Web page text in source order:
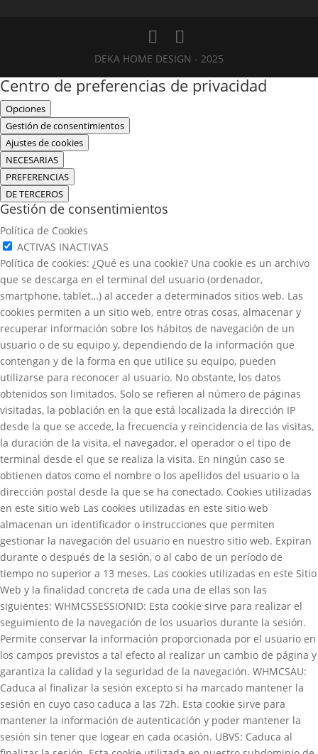
DEKA HOME DESIGN - 2025
Centro de preferencias de privacidad
Opciones
Gestión de consentimientos
Ajustes de cookies
NECESARIAS
PREFERENCIAS
DE TERCEROS
Gestión de consentimientos
Política de Cookies
ACTIVAS INACTIVAS
Política de cookies: ¿Qué es una cookie? Una cookie es un archivo
que se descarga en el terminal del usuario (ordenador,
smartphone, tablet…) al acceder a determinados sitios web. Las
cookies permiten a un sitio web, entre otras cosas, almacenar y
recuperar información sobre los hábitos de navegación de un
usuario o de su equipo y, dependiendo de la información que
contengan y de la forma en que utilice su equipo, pueden
utilizarse para reconocer al usuario. No obstante, los datos
obtenidos son limitados. Solo se refieren al número de páginas
visitadas, la población en la que está localizada la dirección IP
desde la que se accede, la frecuencia y reincidencia de las visitas,
la duración de la visita, el navegador, el operador o el tipo de
terminal desde el que se realiza la visita. En ningún caso se
obtienen datos como el nombre o los apellidos del usuario o la
dirección postal desde la que se ha conectado. Cookies utilizadas
en este sitio web Las cookies utilizadas en este sitio web
almacenan un identificador o instrucciones que permiten
gestionar la navegación del usuario en nuestro sitio web. Expiran
durante o después de la sesión, o al cabo de un período de
tiempo no superior a 13 meses. Las cookies utilizadas en este Sitio
Web y la finalidad concreta de cada una de ellas son las
siguientes: WHMCSSESSIONID: Esta cookie sirve para realizar el
seguimiento de la navegación de los usuarios durante la sesión.
Permite conservar la información proporcionada por el usuario en
los campos previstos a tal efecto al realizar un cambio de página y
garantiza la calidad y la seguridad de la navegación. WHMCSAU:
Caduca al finalizar la sesión excepto si ha marcado mantener la
sesión en cuyo caso caduca a las 72h. Esta cookie sirve para
mantener la información de autenticación y poder mantener la
sesión sin tener que logear en cada ocasión. UBVS: Caduca al